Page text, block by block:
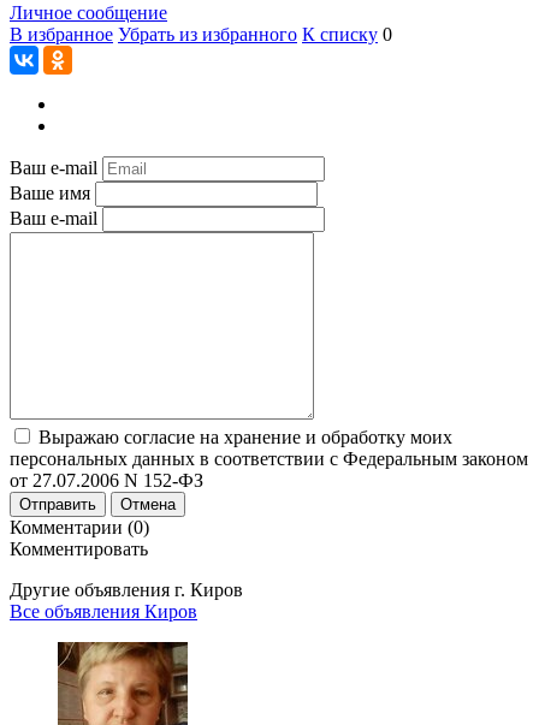
Личное сообщение
В избранное Убрать из избранного К списку 0
Ваш e-mail
Ваше имя
Ваш e-mail
Выражаю согласие на хранение и обработку моих
персональных данных в соответствии с Федеральным законом
от 27.07.2006 N 152-ФЗ
Отправить Отмена
Комментарии (0)
Комментировать
Другие объявления г. Киров
Все объявления Киров